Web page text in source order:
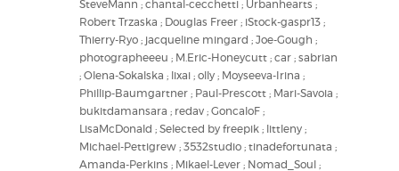
SteveMann ; chantal-cecchetti ; Urbanhearts ;
Robert Trzaska ; Douglas Freer ; iStock-gaspr13 ;
Thierry-Ryo ; jacqueline mingard ; Joe-Gough ;
photographeeeu ; M.Eric-Honeycutt ; car ; sabrian
; Olena-Sokalska ; lixai ; olly ; Moyseeva-Irina ;
Phillip-Baumgartner ; Paul-Prescott ; Mari-Savoia ;
bukitdamansara ; redav ; GoncaloF ;
LisaMcDonald ; Selected by freepik ; littleny ;
Michael-Pettigrew ; 3532studio ; tinadefortunata ;
Amanda-Perkins ; Mikael-Lever ; Nomad_Soul ;